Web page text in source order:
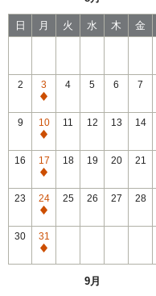
日 月 火 水 木 金
2
3
通
常
休
館
4 5 6 7
9
10
通
常
休
館
11 12 13 14
16
17
通
常
休
館
18 19 20 21
23
24
通
常
休
館
25 26 27 28
30
31
通
9月